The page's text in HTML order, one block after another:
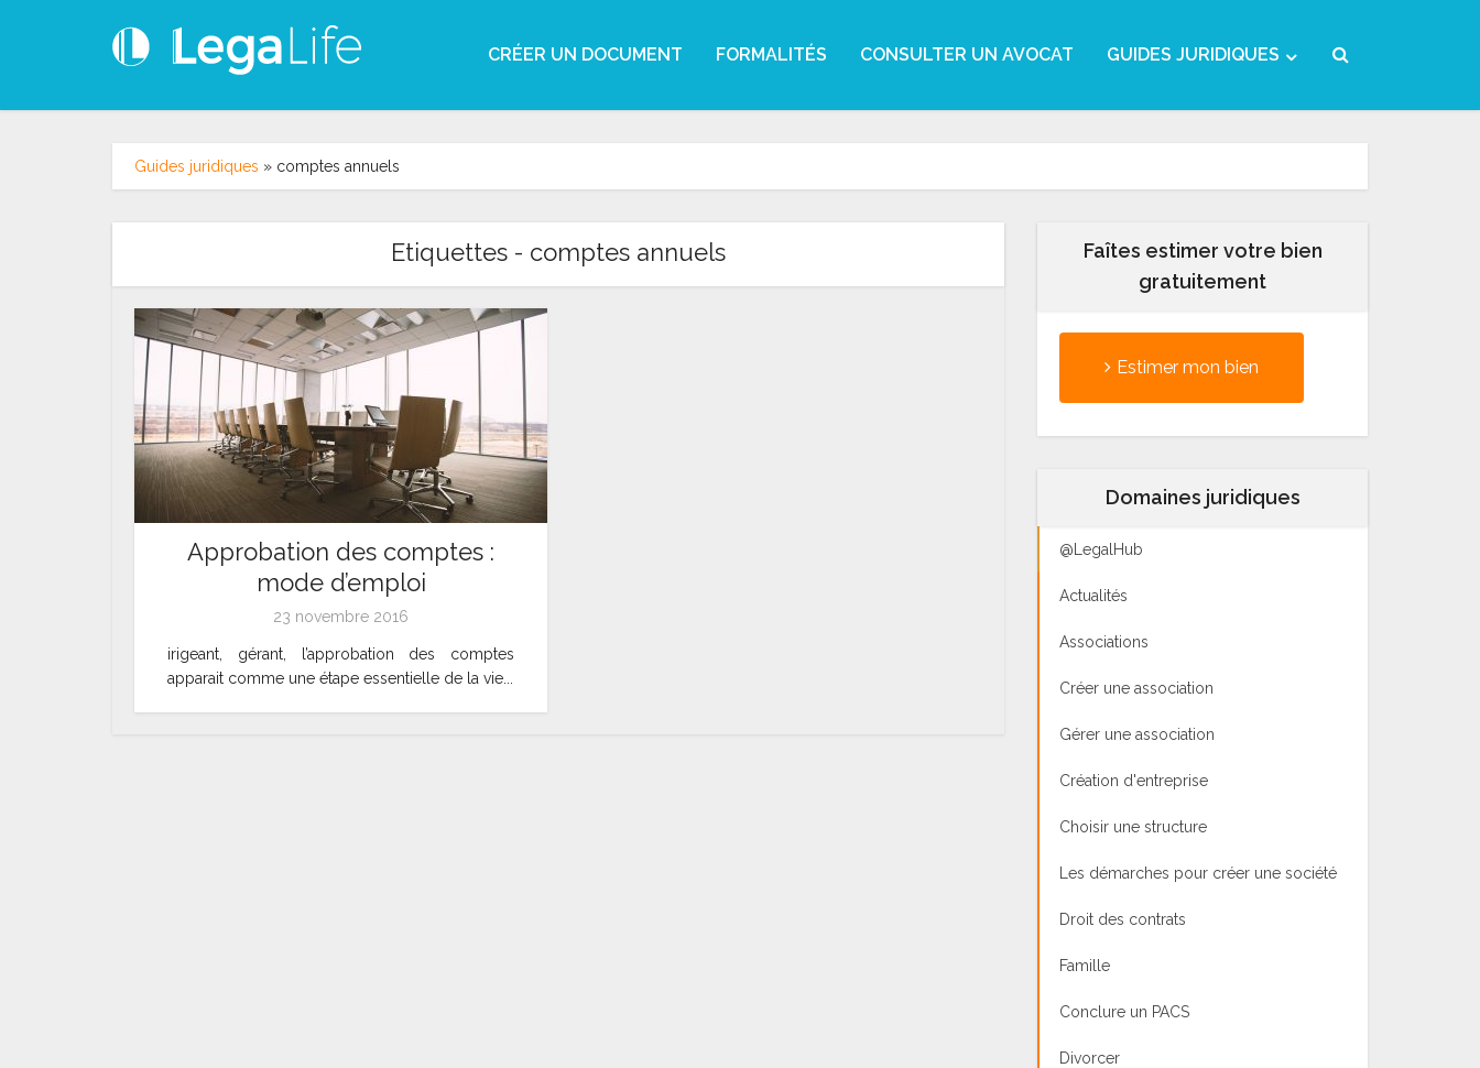
CRÉER UN DOCUMENT FORMALITÉS CONSULTER UN AVOCAT GUIDES JURIDIQUES
Guides juridiques » comptes annuels
Etiquettes - comptes annuels
Approbation des comptes :
mode d’emploi
23 novembre 2016
irigeant, gérant, l’approbation des comptes
apparait comme une étape essentielle de la vie...
Faîtes estimer votre bien
gratuitement
Estimer mon bien
Domaines juridiques
@LegalHub
Actualités
Associations
Créer une association
Gérer une association
Création d'entreprise
Choisir une structure
Les démarches pour créer une société
Droit des contrats
Famille
Conclure un PACS
Divorcer